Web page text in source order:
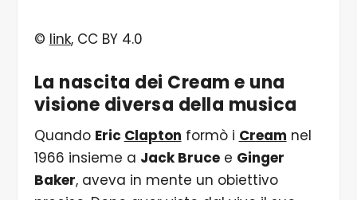
© link, CC BY 4.0
La nascita dei Creame una
visione diversa della musica
Quando Eric Clapton formò i Cream nel
1966 insieme a Jack Brucee Ginger
Baker, aveva in mente un obiettivo